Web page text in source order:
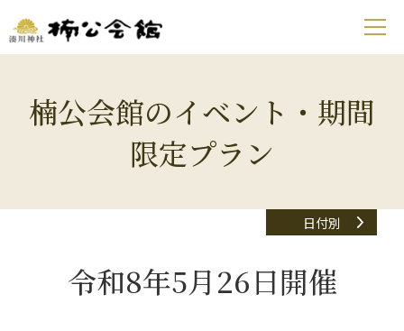
楠公会館のイベント・期間
限定プラン
日付別
令和8年5月26日開催